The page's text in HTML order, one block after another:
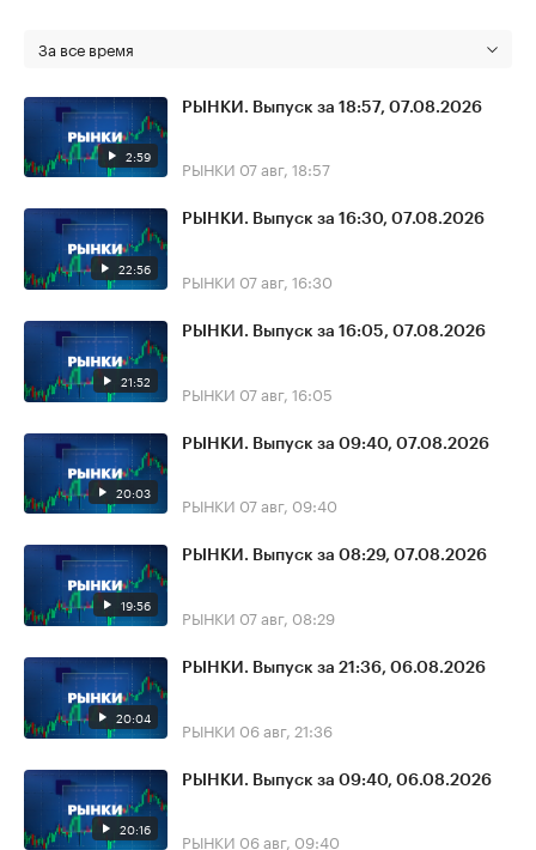
За все время
2:59
РЫНКИ. Выпуск за 18:57, 07.08.2026
РЫНКИ 07 авг, 18:57
22:56
РЫНКИ. Выпуск за 16:30, 07.08.2026
РЫНКИ 07 авг, 16:30
21:52
РЫНКИ. Выпуск за 16:05, 07.08.2026
РЫНКИ 07 авг, 16:05
20:03
РЫНКИ. Выпуск за 09:40, 07.08.2026
РЫНКИ 07 авг, 09:40
19:56
РЫНКИ. Выпуск за 08:29, 07.08.2026
РЫНКИ 07 авг, 08:29
20:04
РЫНКИ. Выпуск за 21:36, 06.08.2026
РЫНКИ 06 авг, 21:36
20:16
РЫНКИ. Выпуск за 09:40, 06.08.2026
РЫНКИ 06 авг, 09:40